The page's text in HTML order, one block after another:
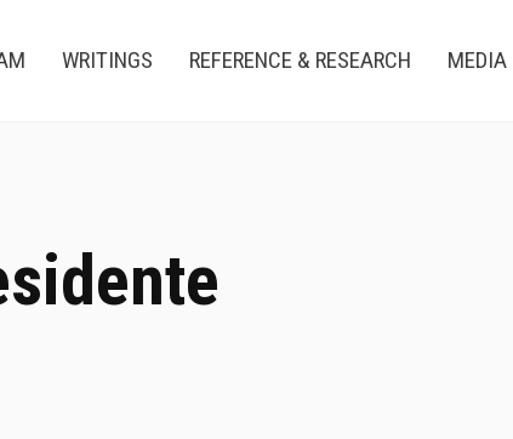
WRITINGS REFERENCE & RESEARCH MEDIA